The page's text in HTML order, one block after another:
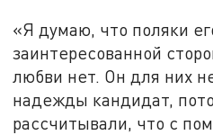
«Я думаю, что поляки
заинтересованной
любви нет. Он для них
надежды кандидат,
рассчитывали, что с